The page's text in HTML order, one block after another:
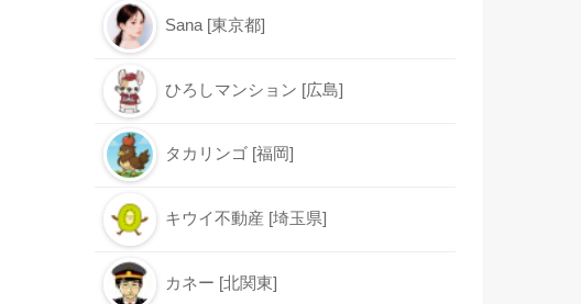
Sana [東京都]
ひろしマンション [広島]
タカリンゴ [福岡]
キウイ不動産 [埼玉県]
カネー [北関東]